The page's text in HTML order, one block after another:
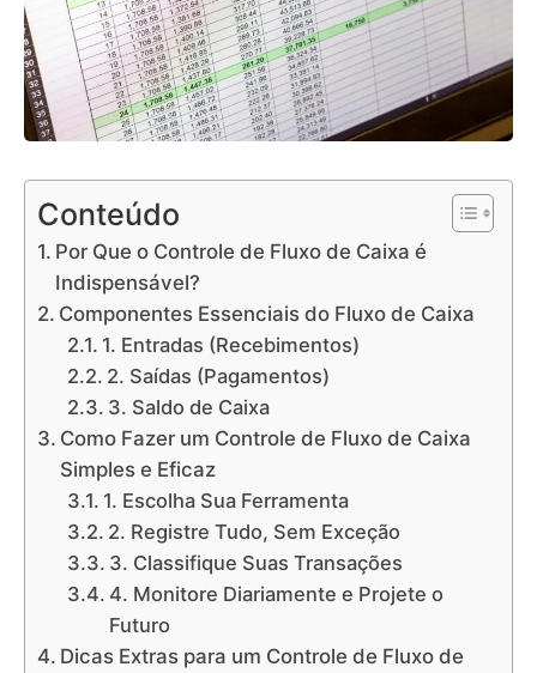
Conteúdo
Por Que o Controle de Fluxo de Caixa é
Indispensável?
Componentes Essenciais do Fluxo de Caixa
1. Entradas (Recebimentos)
2. Saídas (Pagamentos)
3. Saldo de Caixa
Como Fazer um Controle de Fluxo de Caixa
Simples e Eficaz
1. Escolha Sua Ferramenta
2. Registre Tudo, Sem Exceção
3. Classifique Suas Transações
4. Monitore Diariamente e Projete o
Futuro
Dicas Extras para um Controle de Fluxo de